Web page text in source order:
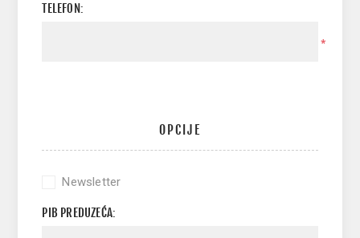
TELEFON:
*
OPCIJE
Newsletter
PIB PREDUZEĆA: